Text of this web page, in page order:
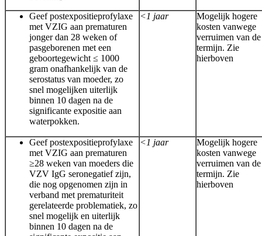
Geef postexpositieprofylaxe
met VZIG aan prematuren
jonger dan 28 weken of
pasgeborenen met een
geboortegewicht ≤ 1000
gram onafhankelijk van de
serostatus van moeder, zo
snel mogelijken uiterlijk
binnen 10 dagen na de
significante expositie aan
waterpokken.
<1 jaar
Mogelijk hogere
kosten vanwege
verruimen van de
termijn. Zie
hierboven
Geef postexpositieprofylaxe
met VZIG aan prematuren
≥28 weken van moeders die
VZV IgG seronegatief zijn,
die nog opgenomen zijn in
verband met prematuriteit
gerelateerde problematiek, zo
snel mogelijk en uiterlijk
binnen 10 dagen na de
<1 jaar
Mogelijk hogere
kosten vanwege
verruimen van de
termijn. Zie
hierboven